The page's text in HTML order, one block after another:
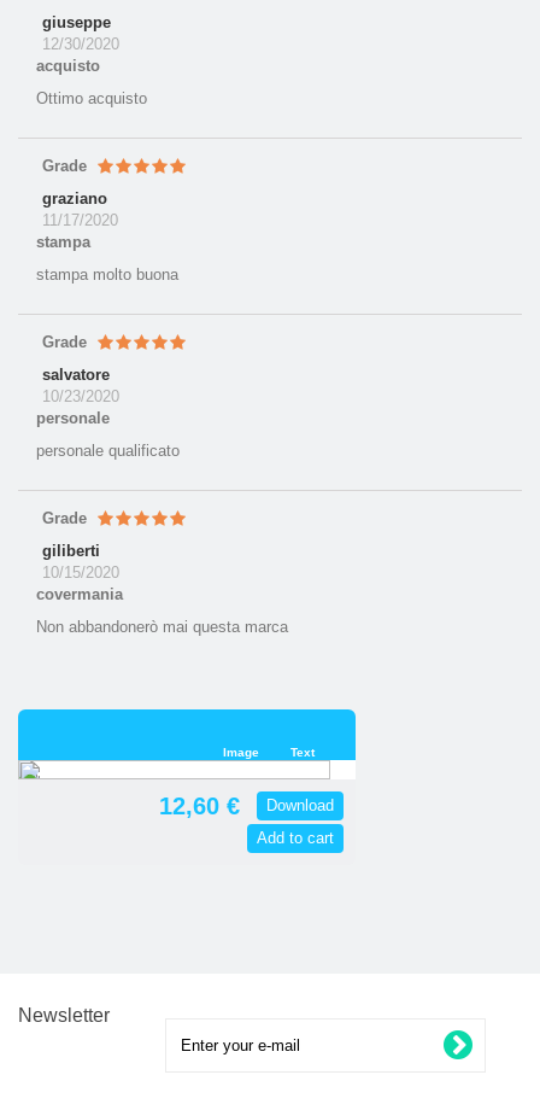
giuseppe
12/30/2020
acquisto
Ottimo acquisto
Grade
graziano
11/17/2020
stampa
stampa molto buona
Grade
salvatore
10/23/2020
personale
personale qualificato
Grade
giliberti
10/15/2020
covermania
Non abbandonerò mai questa marca
Image Text
12,60 €
Download
Add to cart
Newsletter